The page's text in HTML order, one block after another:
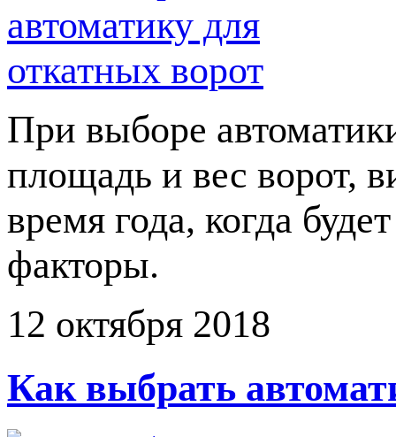
При выборе
площадь и вес ворот,
время года, когда
факторы.
12 октября 2018
Как выбрать